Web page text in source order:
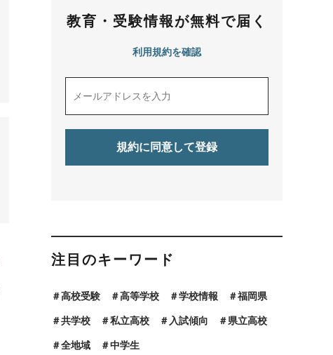
教育・受験情報が無料で届く
利用規約を確認
注目のキーワード
高校受験 高等学校 学校情報 福岡県
共学校 私立高校 入試傾向 県立高校
全地域 中学生